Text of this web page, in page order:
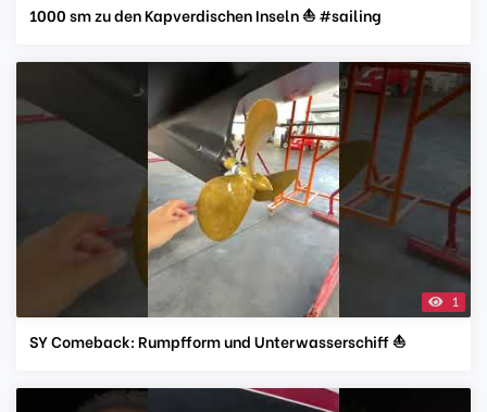
1000 sm zu den Kapverdischen Inseln ⛵️ #sailing
1
SY Comeback: Rumpfform und Unterwasserschiff ⛵️